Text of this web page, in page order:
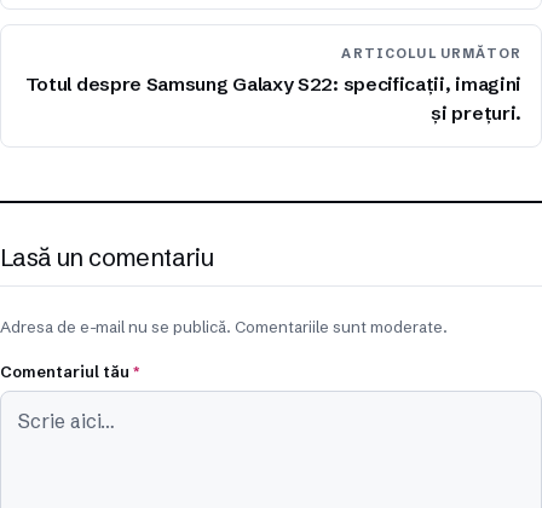
ARTICOLUL URMĂTOR
Totul despre Samsung Galaxy S22: specificații, imagini
și prețuri.
Lasă un comentariu
Adresa de e-mail nu se publică. Comentariile sunt moderate.
Comentariul tău *